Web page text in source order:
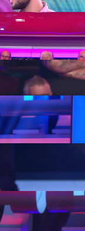
panadero
Arturo
Arturo y
el enfado